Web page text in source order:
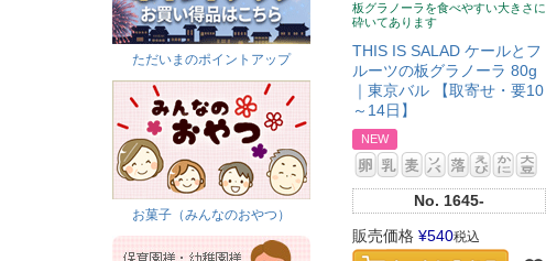
ただいまのポイントアップ
お菓子（みんなのおやつ）
板グラノーラを食べやすい大きさに
砕いてあります
THIS IS SALAD ケールとフ
ルーツの板グラノーラ 80g
｜東京バル 【取寄せ・要10
～14日】
NEW
No. 1645-
販売価格 ¥540税込